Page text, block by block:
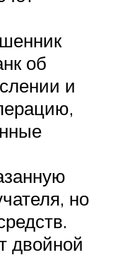
об
и
но
двойной